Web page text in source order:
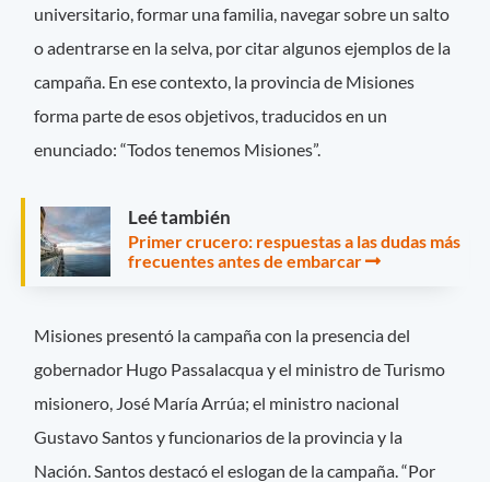
universitario, formar una familia, navegar sobre un salto
o adentrarse en la selva, por citar algunos ejemplos de la
campaña. En ese contexto, la provincia de Misiones
forma parte de esos objetivos, traducidos en un
enunciado: “Todos tenemos Misiones”.
Leé también
Primer crucero: respuestas a las dudas más
frecuentes antes de embarcar
Misiones presentó la campaña con la presencia del
gobernador Hugo Passalacqua y el ministro de Turismo
misionero, José María Arrúa; el ministro nacional
Gustavo Santos y funcionarios de la provincia y la
Nación. Santos destacó el eslogan de la campaña. “Por